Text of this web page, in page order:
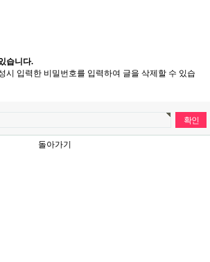
습니다.
시 입력한 비밀번호를 입력하여 글을 삭제할 수 있습
돌아가기